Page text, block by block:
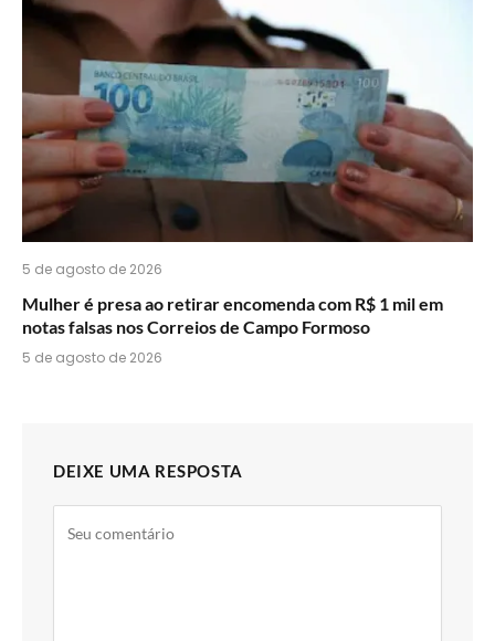
5 de agosto de 2026
Mulher é presa ao retirar encomenda com R$ 1 mil em
notas falsas nos Correios de Campo Formoso
5 de agosto de 2026
DEIXE UMA RESPOSTA